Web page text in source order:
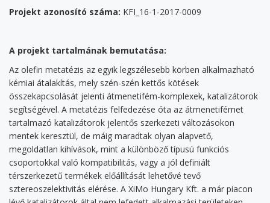
Projekt azonosító száma: KFI_16-1-2017-0009
A projekt tartalmának bemutatása:
Az olefin metatézis az egyik legszélesebb körben alkalmazható
kémiai átalakítás, mely szén-szén kettős kötések
összekapcsolását jelenti átmenetifém-komplexek, katalizátorok
segítségével. A metatézis felfedezése óta az átmenetifémet
tartalmazó katalizátorok jelentős szerkezeti változásokon
mentek keresztül, de máig maradtak olyan alapvető,
megoldatlan kihívások, mint a különböző típusú funkciós
csoportokkal való kompatibilitás, vagy a jól definiált
térszerkezetű termékek előállítását lehetővé tevő
sztereoszelektivitás elérése. A XiMo Hungary Kft. a már piacon